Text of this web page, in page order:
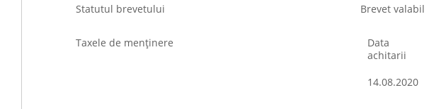
Statutul brevetului
Brevet valabil
Taxele de menţinere
Data
achitarii
14.08.2020